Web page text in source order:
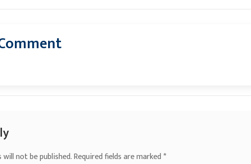
not be published.Required fields are marked*